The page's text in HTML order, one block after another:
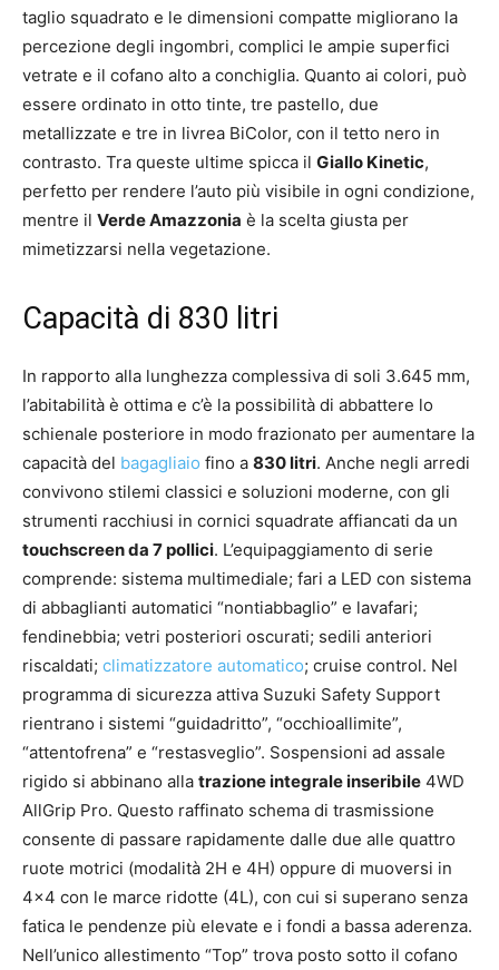
taglio squadrato e le dimensioni compatte migliorano la
percezione degli ingombri, complici le ampie superfici
vetrate e il cofano alto a conchiglia. Quanto ai colori, può
essere ordinato in otto tinte, tre pastello, due
metallizzate e tre in livrea BiColor, con il tetto nero in
contrasto. Tra queste ultime spicca il Giallo Kinetic,
perfetto per rendere l’auto più visibile in ogni condizione,
mentre il Verde Amazzonia è la scelta giusta per
mimetizzarsi nella vegetazione.
Capacità di 830 litri
In rapporto alla lunghezza complessiva di soli 3.645 mm,
l’abitabilità è ottima e c’è la possibilità di abbattere lo
schienale posteriore in modo frazionato per aumentare la
capacità del bagagliaio fino a 830 litri. Anche negli arredi
convivono stilemi classici e soluzioni moderne, con gli
strumenti racchiusi in cornici squadrate affiancati da un
touchscreen da 7 pollici. L’equipaggiamento di serie
comprende: sistema multimediale; fari a LED con sistema
di abbaglianti automatici “nontiabbaglio” e lavafari;
fendinebbia; vetri posteriori oscurati; sedili anteriori
riscaldati; climatizzatore automatico; cruise control. Nel
programma di sicurezza attiva Suzuki Safety Support
rientrano i sistemi “guidadritto”, “occhioallimite”,
“attentofrena” e “restasveglio”. Sospensioni ad assale
rigido si abbinano alla trazione integrale inseribile 4WD
AllGrip Pro. Questo raffinato schema di trasmissione
consente di passare rapidamente dalle due alle quattro
ruote motrici (modalità 2H e 4H) oppure di muoversi in
4×4 con le marce ridotte (4L), con cui si superano senza
fatica le pendenze più elevate e i fondi a bassa aderenza.
Nell’unico allestimento “Top” trova posto sotto il cofano